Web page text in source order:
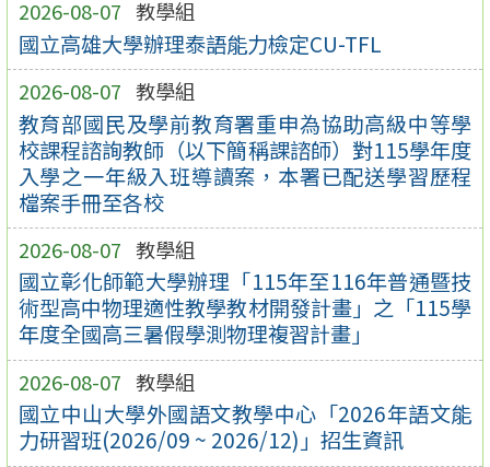
2026-08-07 教學組
國立高雄大學辦理泰語能力檢定CU-TFL
2026-08-07 教學組
教育部國民及學前教育署重申為協助高級中等學
校課程諮詢教師（以下簡稱課諮師）對115學年度
入學之一年級入班導讀案，本署已配送學習歷程
檔案手冊至各校
2026-08-07 教學組
國立彰化師範大學辦理「115年至116年普通暨技
術型高中物理適性教學教材開發計畫」之「115學
年度全國高三暑假學測物理複習計畫」
2026-08-07 教學組
國立中山大學外國語文教學中心「2026年語文能
力研習班(2026/09 ~ 2026/12)」招生資訊